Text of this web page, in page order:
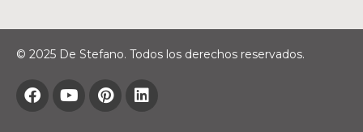
© 2025 De Stefano. Todos los derechos reservados.